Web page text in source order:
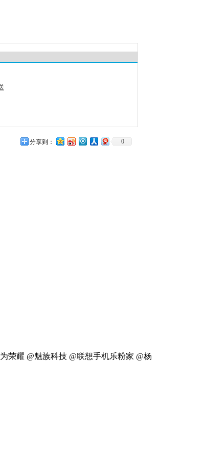
分享到： 0
荣耀 @魅族科技 @联想手机乐粉家 @杨